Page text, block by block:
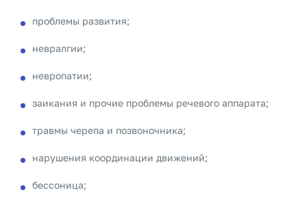
проблемы развития;
невралгии;
невропатии;
заикания и прочие проблемы речевого аппарата;
травмы черепа и позвоночника;
нарушения координации движений;
бессоница;